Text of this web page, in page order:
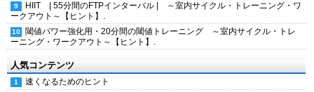
HIIT | 55分間のFTPインターバル | ～室内サイクル・トレーニング・ワ
ークアウト～【ヒント】.
閾値パワー強化用・20分間の閾値トレーニング ～室内サイクル・トレ
ーニング・ワークアウト～【ヒント】.
人気コンテンツ
速くなるためのヒント